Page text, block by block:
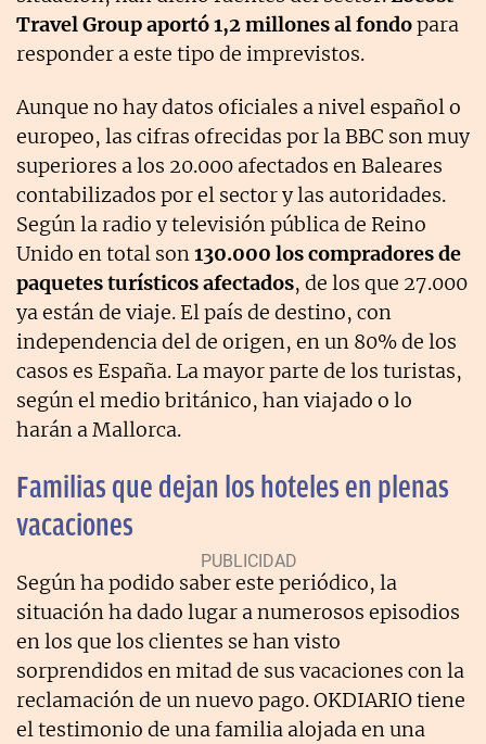
Travel Group aportó 1,2 millones al fondopara
responder a este tipo de imprevistos.
Aunque no hay datos oficiales a nivel español o
europeo, las cifras ofrecidas por la BBC son muy
superiores a los 20.000 afectados en Baleares
contabilizados por el sector y las autoridades.
Según la radio y televisión pública de Reino
Unido en total son130.000 los compradores de
paquetes turísticos afectados, de los que 27.000
ya están de viaje. El país de destino, con
independencia del de origen, en un 80% de los
casos es España. La mayor parte de los turistas,
según el medio británico, han viajado o lo
harán a Mallorca.
Familias que dejan los hoteles en plenas
vacaciones
Según ha podido saber este periódico, la
situación ha dado lugar a numerosos episodios
en los que los clientes se han visto
sorprendidos en mitad de sus vacaciones con la
reclamación de un nuevo pago. OKDIARIO tiene
el testimonio de una familia alojada en una